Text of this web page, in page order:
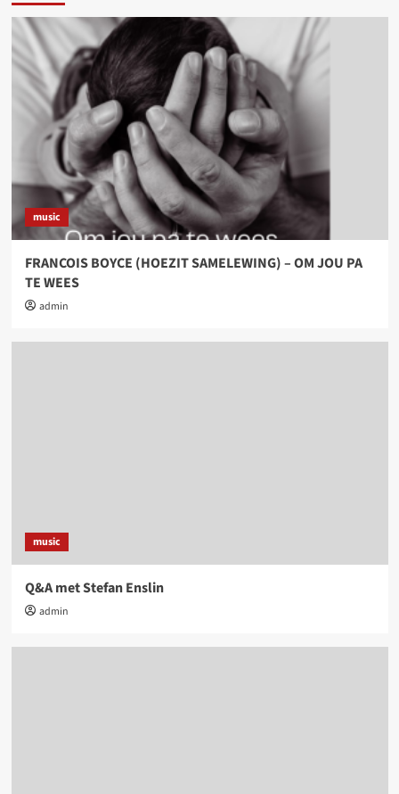
music
FRANCOIS BOYCE (HOEZIT SAMELEWING) – OM JOU PA
TE WEES
admin
music
Q&A met Stefan Enslin
admin